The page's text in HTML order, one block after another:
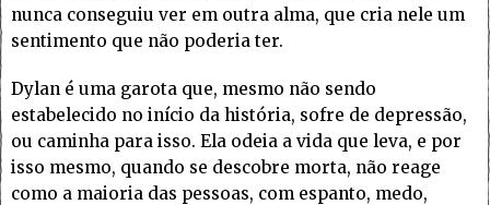
nunca conseguiu ver em outra alma, que cria nele um
sentimento que não poderia ter.
Dylan é uma garota que, mesmo não sendo
estabelecido no início da história, sofre de depressão,
ou caminha para isso. Ela odeia a vida que leva, e por
isso mesmo, quando se descobre morta, não reage
como a maioria das pessoas, com espanto, medo,